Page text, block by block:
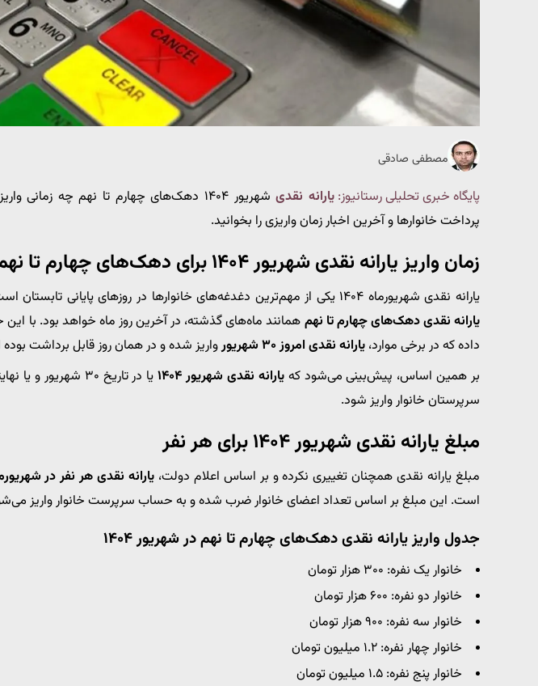
مصطفی صادقی
پایگاه خبری تحلیلی رستانیوز: یارانه نقدی
شهریور ۱۴۰۴ دهک‌های چهارم تا نهم چه
پرداخت خانوارها و آخرین اخبار زمان واریزی را بخوانید.
زمان واریز یارانه نقدی شهریور ۱۴۰۴ برای دهک‌های چهارم تا نهم
یارانه نقدی شهریورماه ۱۴۰۴ یکی از مهم‌ترین دغدغه‌های خانوارها در روزهای پایانی تابستان است. طبق اعلام رسمی،
یارانه نقدی دهک‌های چهارم تا نهم همانند ماه‌های گذشته، در آخرین روز ماه خواهد بود. با
داده که در برخی موارد، یارانه نقدی امروز ۳۰ شهریور
واریز شده و در همان روز قابل برداشت
بر همین اساس، پیش‌بینی می‌شود کهیارانه نقدی شهریور ۱۴۰۴
سرپرستان خانوار واریز شود.
مبلغ یارانه نقدی شهریور ۱۴۰۴ برای هر نفر
مبلغ یارانه نقدی همچنان تغییری نکرده و بر اساس اعلام دولت، یارانه نقدی هر نفر در شهریورماه ۱۴۰۴ معادل ۳۰۰
است. این مبلغ بر اساس تعداد اعضای خانوار ضرب شده و به حساب سرپرست خانوار واریز
جدول واریز یارانه نقدی دهک‌های چهارم تا نهم در شهریور ۱۴۰۴
خانوار یک نفره: ۳۰۰ هزار تومان
خانوار دو نفره: ۶۰۰ هزار تومان
خانوار سه نفره: ۹۰۰ هزار تومان
خانوار چهار نفره: ۱.۲ میلیون تومان
خانوار پنج نفره: ۱.۵ میلیون تومان